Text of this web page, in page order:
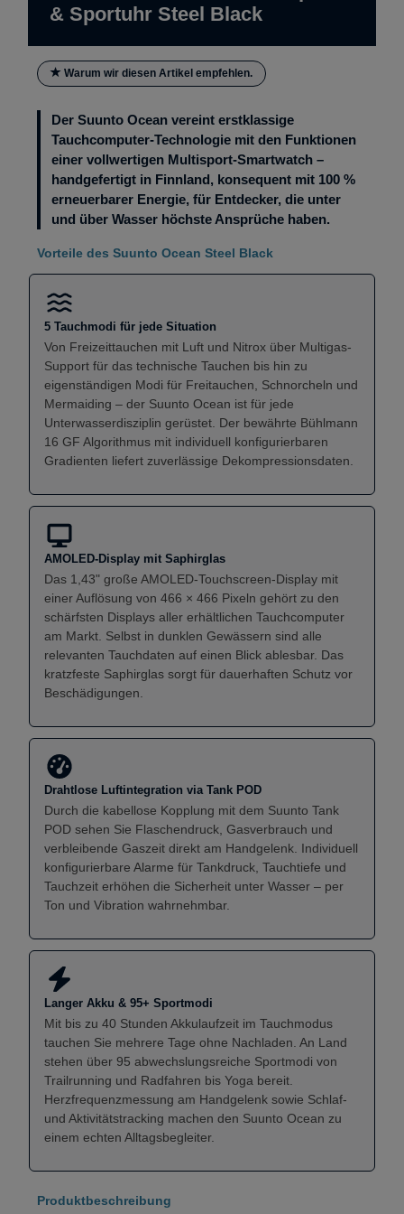
& Sportuhr Steel Black
Warum wir diesen Artikel empfehlen.
Der Suunto Ocean vereint erstklassige
Tauchcomputer-Technologie mit den Funktionen
einer vollwertigen Multisport-Smartwatch –
handgefertigt in Finnland, konsequent mit 100 %
erneuerbarer Energie, für Entdecker, die unter
und über Wasser höchste Ansprüche haben.
Vorteile des Suunto Ocean Steel Black
5 Tauchmodi für jede Situation
Von Freizeittauchen mit Luft und Nitrox über Multigas-
Support für das technische Tauchen bis hin zu
eigenständigen Modi für Freitauchen, Schnorcheln und
Mermaiding – der Suunto Ocean ist für jede
Unterwasserdisziplin gerüstet. Der bewährte Bühlmann
16 GF Algorithmus mit individuell konfigurierbaren
Gradienten liefert zuverlässige Dekompressionsdaten.
AMOLED-Display mit Saphirglas
Das 1,43" große AMOLED-Touchscreen-Display mit
einer Auflösung von 466 × 466 Pixeln gehört zu den
schärfsten Displays aller erhältlichen Tauchcomputer
am Markt. Selbst in dunklen Gewässern sind alle
relevanten Tauchdaten auf einen Blick ablesbar. Das
kratzfeste Saphirglas sorgt für dauerhaften Schutz vor
Beschädigungen.
Drahtlose Luftintegration via Tank POD
Durch die kabellose Kopplung mit dem Suunto Tank
POD sehen Sie Flaschendruck, Gasverbrauch und
verbleibende Gaszeit direkt am Handgelenk. Individuell
konfigurierbare Alarme für Tankdruck, Tauchtiefe und
Tauchzeit erhöhen die Sicherheit unter Wasser – per
Ton und Vibration wahrnehmbar.
Langer Akku & 95+ Sportmodi
Mit bis zu 40 Stunden Akkulaufzeit im Tauchmodus
tauchen Sie mehrere Tage ohne Nachladen. An Land
stehen über 95 abwechslungsreiche Sportmodi von
Trailrunning und Radfahren bis Yoga bereit.
Herzfrequenzmessung am Handgelenk sowie Schlaf-
und Aktivitätstracking machen den Suunto Ocean zu
einem echten Alltagsbegleiter.
Produktbeschreibung